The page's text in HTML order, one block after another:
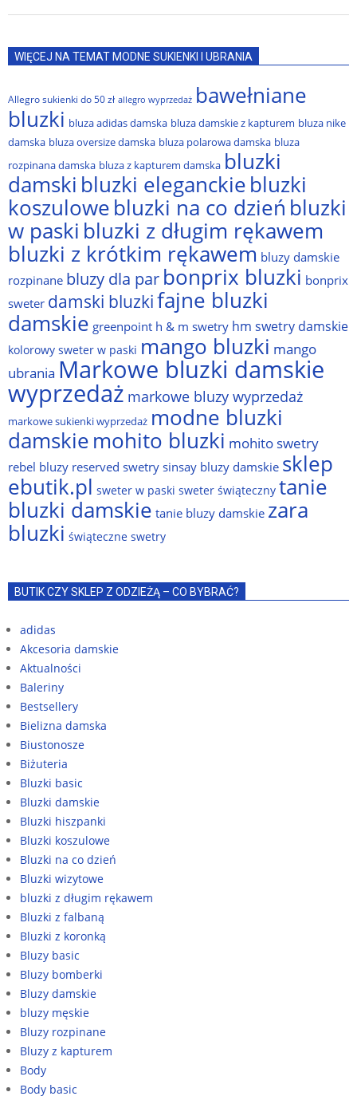
WIĘCEJ NA TEMAT MODNE SUKIENKI I UBRANIA
Allegro sukienki do 50 zł allegro wyprzedaż bawełniane
bluzki bluza adidas damska bluza damskie z kapturem bluza nike
damska bluza oversize damska bluza polarowa damska bluza
rozpinana damska bluza z kapturem damska bluzki
damski bluzki eleganckie bluzki
koszulowe bluzki na co dzień bluzki
w paski bluzki z długim rękawem
bluzki z krótkim rękawem bluzy damskie
rozpinane bluzy dla par bonprix bluzki bonprix
sweter damski bluzkifajne bluzki
damskie greenpoint h & m swetry hm swetry damskie
kolorowy sweter w paski mango bluzki mango
ubrania Markowe bluzki damskie
wyprzedaż markowe bluzy wyprzedaż
markowe sukienki wyprzedaż modne bluzki
damskiemohito bluzki mohito swetry
rebel bluzy reserved swetrysinsay bluzy damskie sklep
ebutik.pl sweter w paski sweter świąteczny tanie
bluzki damskie tanie bluzy damskie zara
bluzki świąteczne swetry
BUTIK CZY SKLEP Z ODZIEŻĄ – CO BYBRAĆ?
adidas
Akcesoria damskie
Aktualności
Baleriny
Bestsellery
Bielizna damska
Biustonosze
Biżuteria
Bluzki basic
Bluzki damskie
Bluzki hiszpanki
Bluzki koszulowe
Bluzki na co dzień
Bluzki wizytowe
bluzki z długim rękawem
Bluzki z falbaną
Bluzki z koronką
Bluzy basic
Bluzy bomberki
Bluzy damskie
bluzy męskie
Bluzy rozpinane
Bluzy z kapturem
Body
Body basic